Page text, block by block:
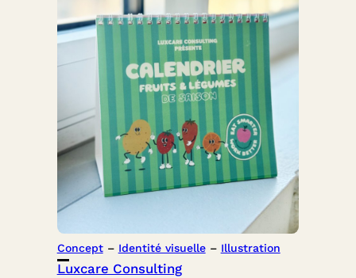
Concept – Identité visuelle – Illustration
Luxcare Consulting